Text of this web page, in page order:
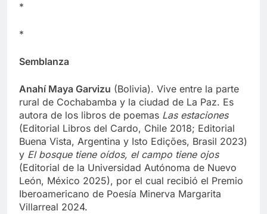
*
*
Semblanza
Anahí Maya Garvizu (Bolivia). Vive entre la parte
rural de Cochabamba y la ciudad de La Paz. Es
autora de los libros de poemas Las estaciones
(Editorial Libros del Cardo, Chile 2018; Editorial
Buena Vista, Argentina y Isto Edições, Brasil 2023)
y El bosque tiene oídos, el campo tiene ojos
(Editorial de la Universidad Autónoma de Nuevo
León, México 2025), por el cual recibió el Premio
Iberoamericano de Poesía Minerva Margarita
Villarreal 2024.